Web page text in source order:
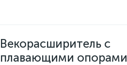
Векорасширитель с
плавающими опорами